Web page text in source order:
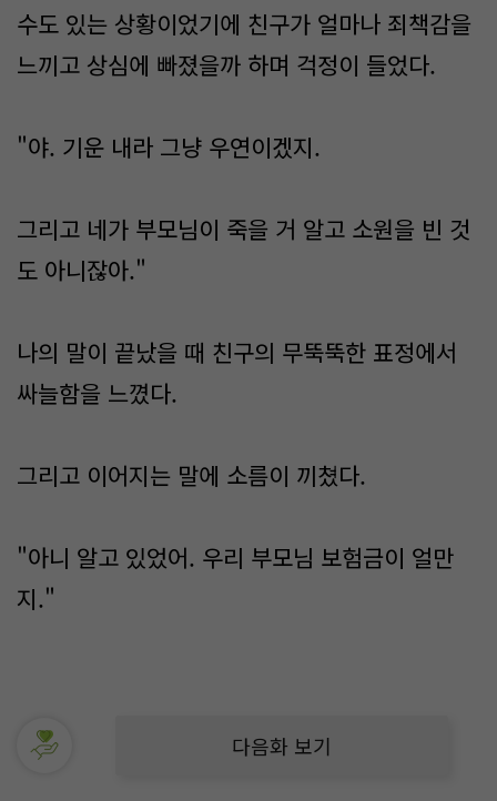
수도 있는 상황이었기에 친구가 얼마나 죄책감을
느끼고 상심에 빠졌을까 하며 걱정이 들었다.
"야. 기운 내라 그냥 우연이겠지.
그리고 네가 부모님이 죽을 거 알고 소원을 빈 것
도 아니잖아."
나의 말이 끝났을 때 친구의 무뚝뚝한 표정에서
싸늘함을 느꼈다.
그리고 이어지는 말에 소름이 끼쳤다.
"아니 알고 있었어. 우리 부모님 보험금이 얼만
지."
다음화 보기